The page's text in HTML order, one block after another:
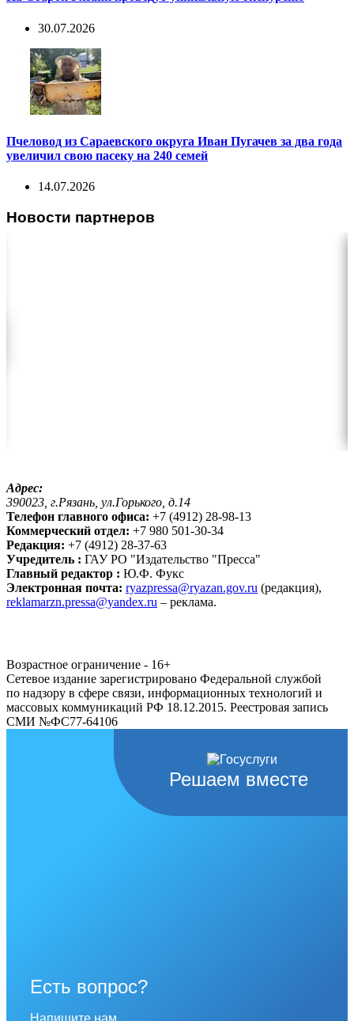
30.07.2026
Пчеловод из Сараевского округа Иван Пугачев за два года
увеличил свою пасеку на 240 семей
14.07.2026
Новости партнеров
Адрес:
390023, г.Рязань, ул.Горького, д.14
Телефон главного офиса: +7 (4912) 28-98-13
Коммерческий отдел: +7 980 501-30-34
Редакция: +7 (4912) 28-37-63
Учредитель : ГАУ РО "Издательство "Пресса"
Главный редактор : Ю.Ф. Фукс
Электронная почта: ryazpressa@ryazan.gov.ru (редакция),
reklamarzn.pressa@yandex.ru – реклама.
Возрастное ограничение - 16+
Сетевое издание зарегистрировано Федеральной службой
по надзору в сфере связи, информационных технологий и
массовых коммуникаций РФ 18.12.2015. Реестровая запись
СМИ №ФС77-64106
Решаем вместе
Есть вопрос?
Напишите нам